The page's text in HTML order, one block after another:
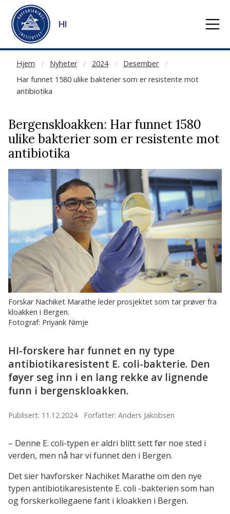
Gå til hovedinnhold
HI
Hjem Nyheter 2024
Desember
Har funnet 1580 ulike bakterier som er resistente mot
antibiotika
NOT CACHED
Bergenskloakken: Har funnet 1580
ulike bakterier som er resistente mot
antibiotika
Forskar Nachiket Marathe leder prosjektet som tar prøver fra
kloakken i Bergen.
Fotograf: Priyank Nimje
HI-forskere har funnet en ny type
antibiotikaresistent E. coli-bakterie. Den
føyer seg inn i en lang rekke av lignende
funn i bergenskloakken.
Publisert: 11.12.2024 Forfatter: Anders Jakobsen
– Denne E. coli-typen er aldri blitt sett før noe sted i
verden, men nå har vi funnet den i Bergen.
Det sier havforsker Nachiket Marathe om den nye
typen antibiotikaresistente E. coli -bakterien som han
og forskerkollegaene fant i kloakken i Bergen.